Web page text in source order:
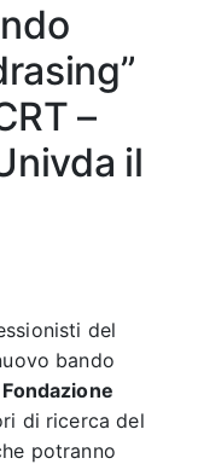
–
il
del
bando
di ricerca del
potranno